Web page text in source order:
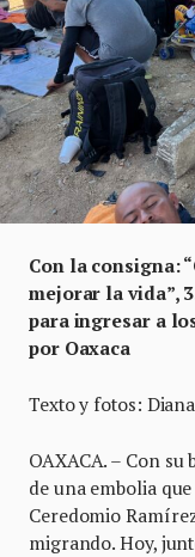
Con la consigna:
mejorar la vida”,
para ingresar a
por Oaxaca
Texto y fotos:
OAXACA. – Con
de una embolia
Ceredomio
migrando. Hoy,